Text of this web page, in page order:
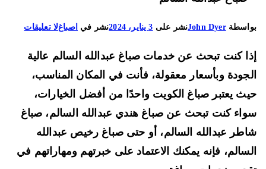
John Dyerنشر على3 يناير، 2024 نشر في اصباغلا تعليقاتعلى
عبدالله
تركيب
ورق
جدران،
ورق
كنت تبحث عن خدمات صباغ عبدالله السالم عالية
وبأسعار معقولة، فأنت في المكان المناسب،
يعتبر صباغ الكويت واحدًا من أفضل الخيارات،
كنت تبحث عن صباغ هندي عبدالله السالم، صباغ
عبدالله السالم، أو حتى صباغ رخيص عبدالله
فإنه يمكنك الاعتماد على خبرتهم ومهاراتهم في